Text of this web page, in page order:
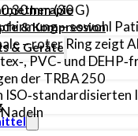
& Kompression
& Geräte
mm (30 G)
– sowohl
– roter Ring zeigt
PVC‑ und
der TRBA 250